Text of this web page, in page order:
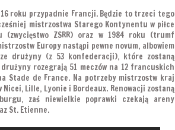
roku przypadnie Francji. Będzie to trzeci tego
mistrzostwa Starego Kontynentu w piłce
ZSRR) oraz w 1984 roku (trumf
Europy nastąpi pewne novum, albowiem
drużyny (z 53 konfederacji), które zostaną
rozegrają 51 meczów na 12 francuskich
Stade de France. Na potrzeby mistrzostw kraj
Lille, Lyonie i Bordeaux. Renowacji zostaną
zaś niewielkie poprawki czekają areny
St. Etienne.